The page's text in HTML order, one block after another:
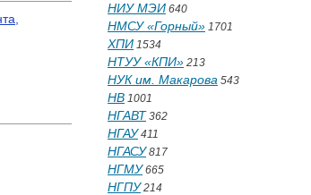
НИУ МЭИ 640
НМСУ «Горный» 1701
ХПИ 1534
НТУУ «КПИ» 213
НУК им. Макарова 543
НВ 1001
НГАВТ 362
НГАУ411
НГАСУ817
НГМУ665
НГПУ214